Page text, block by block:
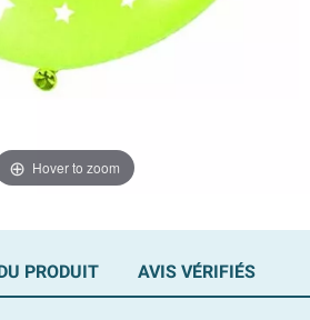
Hover to zoom
PRODUIT AVIS VÉRIFIÉS